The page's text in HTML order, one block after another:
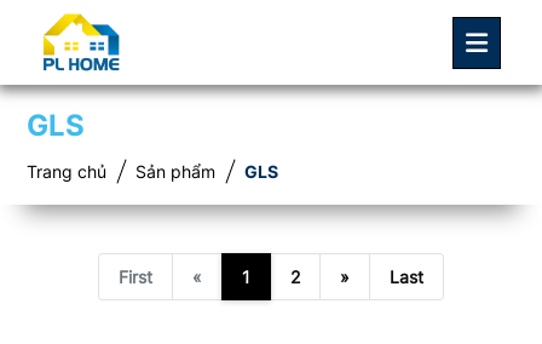
GLS
Trang chủ Sản phẩm GLS
First « 1 2 » Last